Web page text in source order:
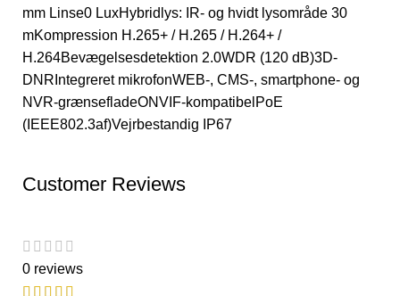
mm Linse0 LuxHybridlys: IR- og hvidt lysområde 30
mKompression H.265+ / H.265 / H.264+ /
H.264Bevægelsesdetektion 2.0WDR (120 dB)3D-
DNRIntegreret mikrofonWEB-, CMS-, smartphone- og
NVR-grænsefladeONVIF-kompatibelPoE
(IEEE802.3af)Vejrbestandig IP67
Customer Reviews
0 reviews